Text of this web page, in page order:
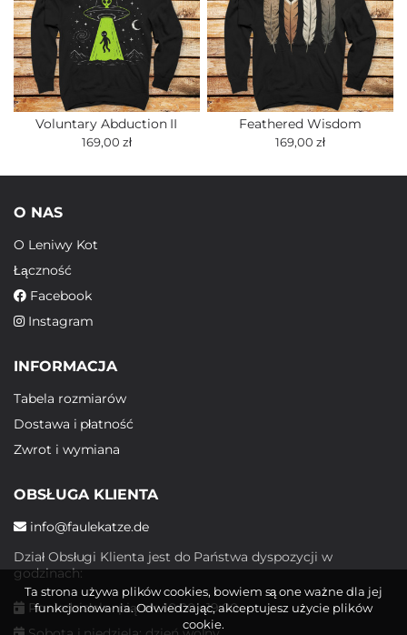
Voluntary Abduction II
169,00 zł
Feathered Wisdom
169,00 zł
O NAS
O Leniwy Kot
Łączność
Facebook
Instagram
INFORMACJA
Tabela rozmiarów
Dostawa i płatność
Zwrot i wymiana
OBSŁUGA KLIENTA
info@faulekatze.de
Dział Obsługi Klienta jest do Państwa dyspozycji w
godzinach:
Poniedziałek - piątek: 10:00 - 19:00
Ta strona używa plików cookies, bowiem są one ważne dla jej
funkcjonowania. Odwiedzając, akceptujesz użycie plików
cookie.